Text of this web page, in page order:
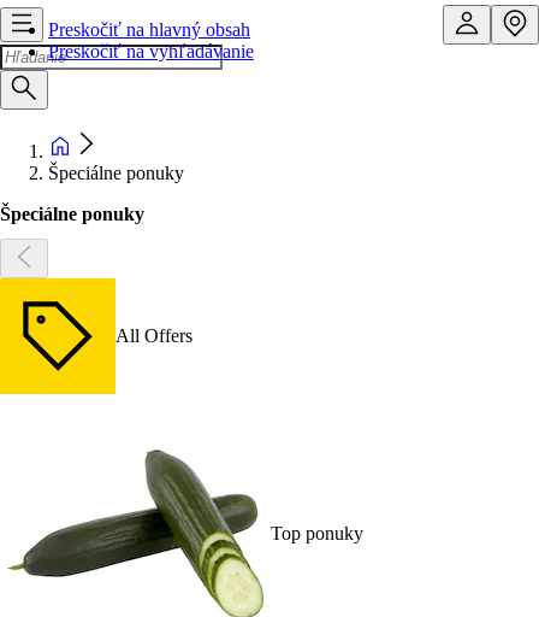
Preskočiť na hlavný obsah
Preskočiť na vyhľadávanie
Špeciálne ponuky
Špeciálne ponuky
All Offers
Top ponuky